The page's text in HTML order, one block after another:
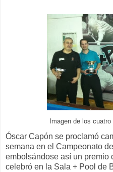
Imagen de los
Óscar Capón se proclamó
semana en el Campeonato
embolsándose así un premio
celebró en la Sala + Pool de